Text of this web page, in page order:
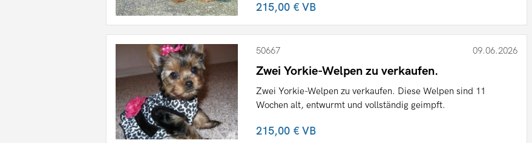
215,00 €VB
50667 09.06.2026
Zwei Yorkie-Welpen zu verkaufen.
Zwei Yorkie-Welpen zu verkaufen. Diese Welpen sind 11
Wochen alt, entwurmt und vollständig geimpft.
215,00 €VB